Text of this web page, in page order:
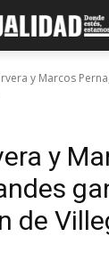
y Marcos
y
de